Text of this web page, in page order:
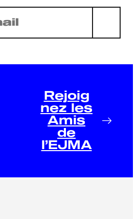
Rejoig
nez les
Amis
de
l’EJMA